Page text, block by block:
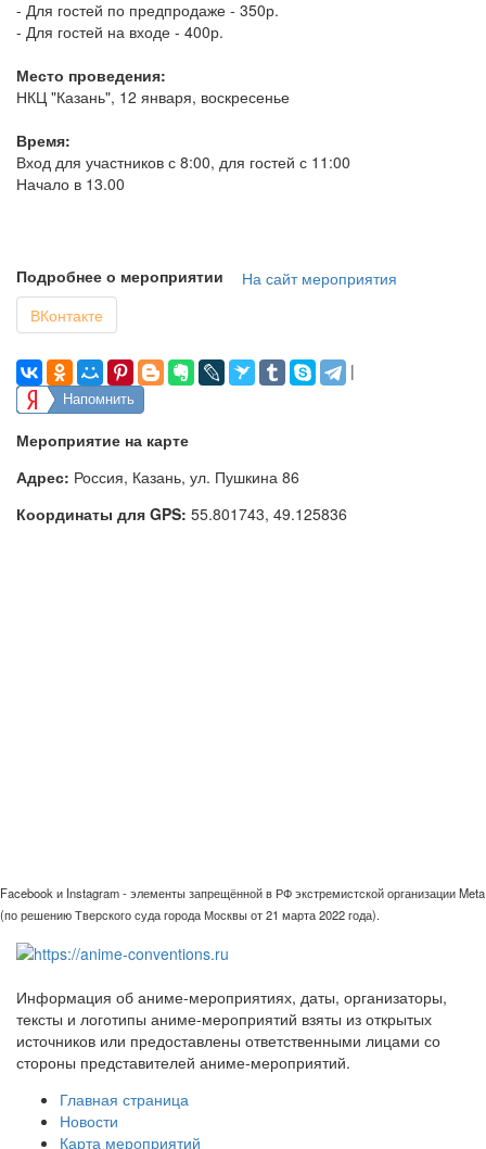
- Для гостей по предпродаже - 350р.
- Для гостей на входе - 400р.
Место проведения:
НКЦ "Казань", 12 января, воскресенье
Время:
Вход для участников с 8:00, для гостей с 11:00
Начало в 13.00
Подробнее о мероприятии
На сайт мероприятия
ВКонтакте
|
Напомнить
Мероприятие на карте
Адрес: Россия, Казань, ул. Пушкина 86
Координаты для GPS: 55.801743, 49.125836
Facebook и Instagram - элементы запрещённой в РФ экстремистской организации Meta
(по решению Тверского суда города Москвы от 21 марта 2022 года).
Информация об аниме-мероприятиях, даты, организаторы,
тексты и логотипы аниме-мероприятий взяты из открытых
источников или предоставлены ответственными лицами со
стороны представителей аниме-мероприятий.
Главная страница
Новости
Карта мероприятий